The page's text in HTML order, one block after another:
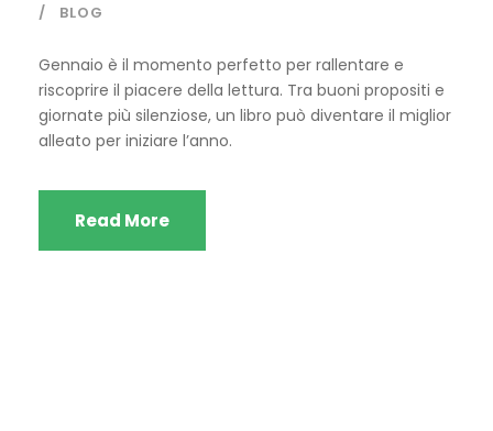
BLOG
Gennaio è il momento perfetto per rallentare e
riscoprire il piacere della lettura. Tra buoni propositi e
giornate più silenziose, un libro può diventare il miglior
alleato per iniziare l’anno.
Read More